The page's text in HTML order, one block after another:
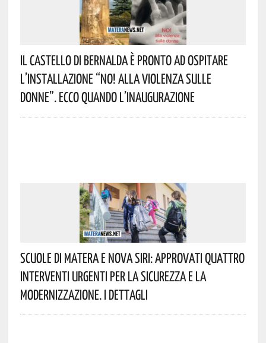
Il Castello Di Bernalda È Pronto Ad Ospitare
L’installazione “NO! Alla Violenza Sulle
Donne”. Ecco Quando L’inaugurazione
Scuole Di Matera E Nova Siri: Approvati Quattro
Interventi Urgenti Per La Sicurezza E La
Modernizzazione. I Dettagli